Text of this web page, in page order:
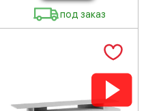
под заказ